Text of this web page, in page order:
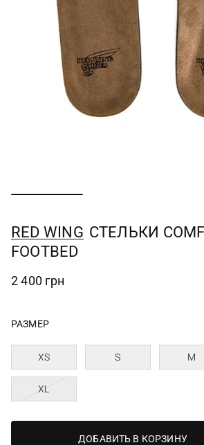
RED WING СТЕЛЬКИ
FOOTBED
2 400 грн
РАЗМЕР
XS S M
XL
ДОБАВИТЬ В КОРЗИНУ